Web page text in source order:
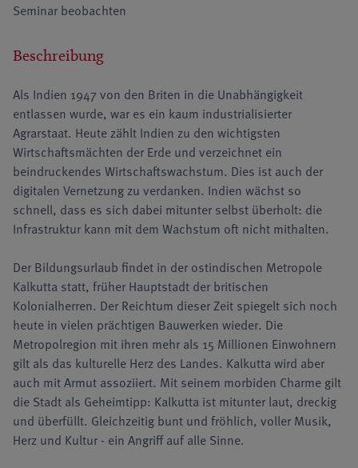
Seminar beobachten
Beschreibung
Als Indien 1947 von den Briten in die Unabhängigkeit
entlassen wurde, war es ein kaum industrialisierter
Agrarstaat. Heute zählt Indien zu den wichtigsten
Wirtschaftsmächten der Erde und verzeichnet ein
beindruckendes Wirtschaftswachstum. Dies ist auch der
digitalen Vernetzung zu verdanken. Indien wächst so
schnell, dass es sich dabei mitunter selbst überholt: die
Infrastruktur kann mit dem Wachstum oft nicht mithalten.
Der Bildungsurlaub findet in der ostindischen Metropole
Kalkutta statt, früher Hauptstadt der britischen
Kolonialherren. Der Reichtum dieser Zeit spiegelt sich noch
heute in vielen prächtigen Bauwerken wieder. Die
Metropolregion mit ihren mehr als 15 Millionen Einwohnern
gilt als das kulturelle Herz des Landes. Kalkutta wird aber
auch mit Armut assoziiert. Mit seinem morbiden Charme gilt
die Stadt als Geheimtipp: Kalkutta ist mitunter laut, dreckig
und überfüllt. Gleichzeitig bunt und fröhlich, voller Musik,
Herz und Kultur - ein Angriff auf alle Sinne.